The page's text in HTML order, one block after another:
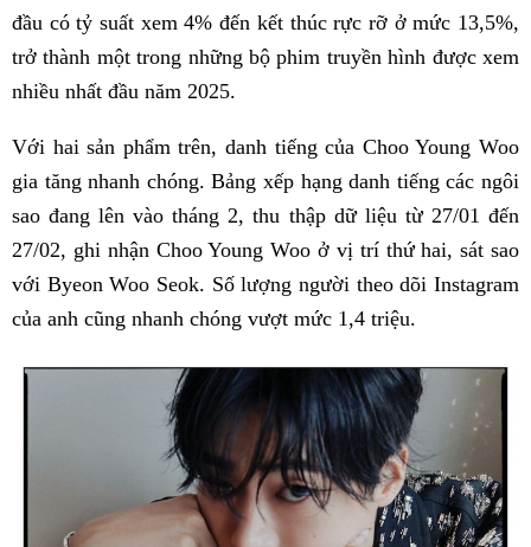
đầu có tỷ suất xem 4% đến kết thúc rực rỡ ở mức 13,5%,
trở thành một trong những bộ phim truyền hình được xem
nhiều nhất đầu năm 2025.
Với hai sản phẩm trên, danh tiếng của Choo Young Woo
gia tăng nhanh chóng. Bảng xếp hạng danh tiếng các ngôi
sao đang lên vào tháng 2, thu thập dữ liệu từ 27/01 đến
27/02, ghi nhận Choo Young Woo ở vị trí thứ hai, sát sao
với Byeon Woo Seok. Số lượng người theo dõi Instagram
của anh cũng nhanh chóng vượt mức 1,4 triệu.